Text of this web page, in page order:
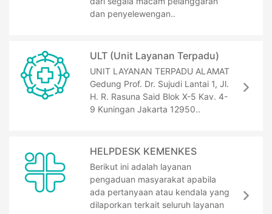
dan penyelewengan..
ULT (Unit Layanan Terpadu)
UNIT LAYANAN TERPADU ALAMAT
Gedung Prof. Dr. Sujudi Lantai 1, Jl.
H. R. Rasuna Said Blok X-5 Kav. 4-
9 Kuningan Jakarta 12950..
HELPDESK KEMENKES
Berikut ini adalah layanan
pengaduan masyarakat apabila
ada pertanyaan atau kendala yang
dilaporkan terkait seluruh layanan